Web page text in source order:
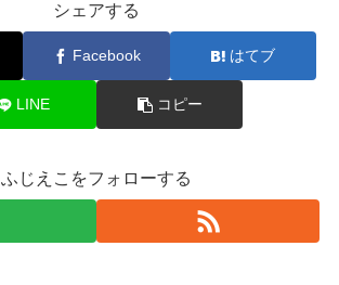
シェアする
Facebook はてブ
LINE コピー
ふじえこをフォローする